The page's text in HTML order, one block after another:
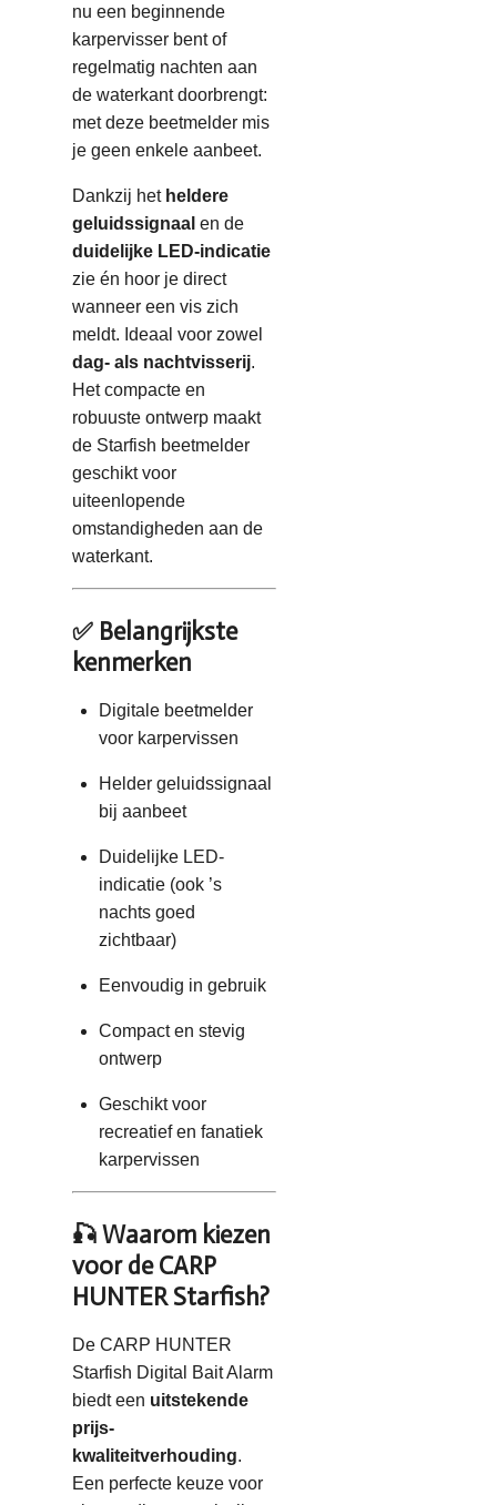
nu een beginnende
karpervisser bent of
regelmatig nachten aan
de waterkant doorbrengt:
met deze beetmelder mis
je geen enkele aanbeet.
Dankzij het heldere
geluidssignaal en de
duidelijke LED-indicatie
zie én hoor je direct
wanneer een vis zich
meldt. Ideaal voor zowel
dag- als nachtvisserij.
Het compacte en
robuuste ontwerp maakt
de Starfish beetmelder
geschikt voor
uiteenlopende
omstandigheden aan de
waterkant.
✅ Belangrijkste
kenmerken
Digitale beetmelder
voor karpervissen
Helder geluidssignaal
bij aanbeet
Duidelijke LED-
indicatie (ook ’s
nachts goed
zichtbaar)
Eenvoudig in gebruik
Compact en stevig
ontwerp
Geschikt voor
recreatief en fanatiek
karpervissen
🎣 Waarom kiezen
voor de CARP
HUNTER Starfish?
De CARP HUNTER
Starfish Digital Bait Alarm
biedt een uitstekende
prijs-
kwaliteitverhouding.
Een perfecte keuze voor